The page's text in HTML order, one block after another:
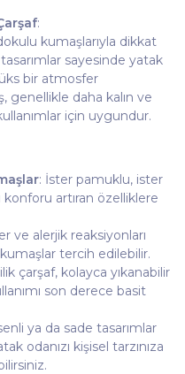
:
kumaşlarıyla dikkat
sayesinde yatak
lüks bir atmosfer
genellikle daha kalın ve
için uygundur.
: İster pamuklu, ister
artıran özelliklere
ve alerjik reaksiyonları
tercih edilebilir.
çarşaf, kolayca yıkanabilir
son derece basit
ya da sade tasarımlar
odanızı kişisel tarzınıza